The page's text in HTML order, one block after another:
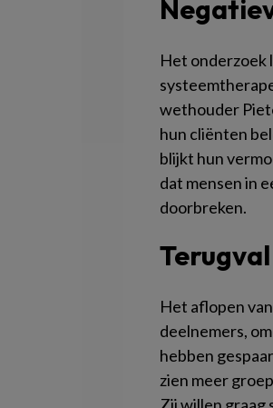
Het onderzoek
wethouder
hun cliënten
blijkt hun
dat mensen in
doorbreken.
Terugval
Het aflopen
deelnemers,
hebben
zien meer